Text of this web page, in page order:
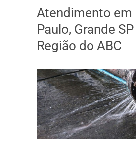
Atendimento em
Paulo, Grande SP
Região do ABC